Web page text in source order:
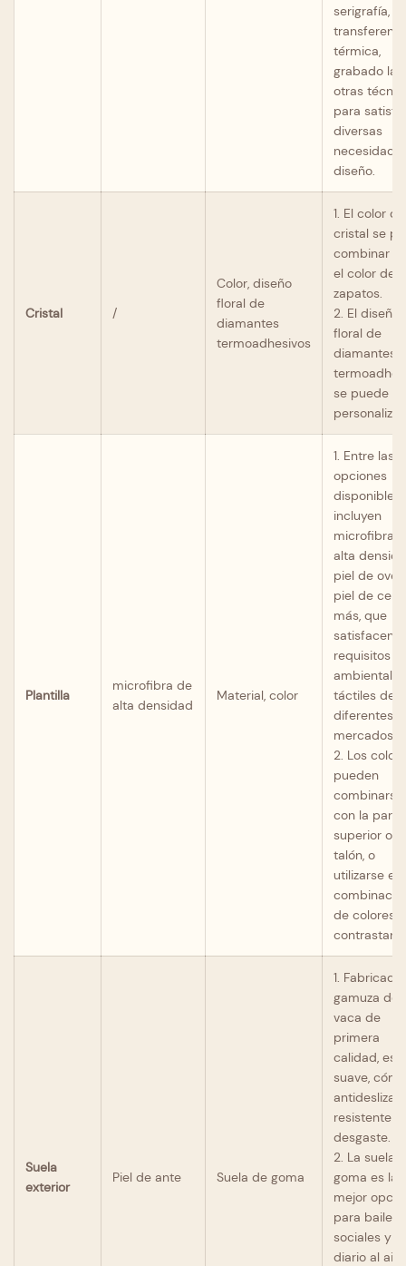
serigrafía,
térmica,
grabado
otras
para
diversas
diseño.
Cristal /
Color, diseño
floral de
diamantes
termoadhesivos
1. El color
cristal se
combinar
el color de
zapatos.
2. El diseño
floral de
diamantes
se puede
personalizar.
Plantilla
microfibra de
alta densidad
Material, color
1. Entre las
opciones
disponibles
incluyen
microfibra
alta
piel de
piel de
más, que
satisfacen
requisitos
táctiles de
diferentes
mercados.
2. Los
pueden
combinarse
con la parte
superior o el
talón, o
utilizarse en
de colores
Suela
exterior
Piel de ante Suela de goma
1.
gamuza de
vaca de
primera
calidad, es
suave,
resistente al
desgaste.
2. La suela
goma es la
mejor
para bailes
sociales y
diario al aire